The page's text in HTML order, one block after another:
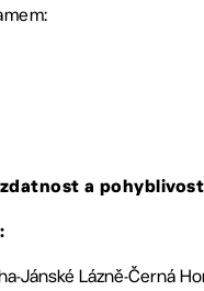
a pohyblivost
Jánské Lázně-Černá